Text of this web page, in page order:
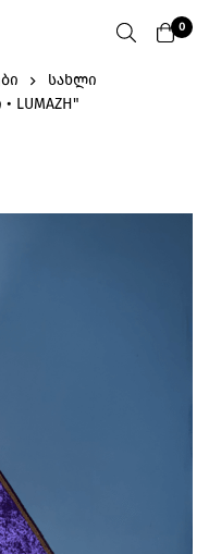
0
სახლი
LUMAZH"